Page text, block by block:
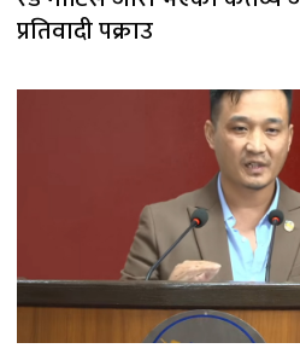
प्रतिवादी पक्राउ